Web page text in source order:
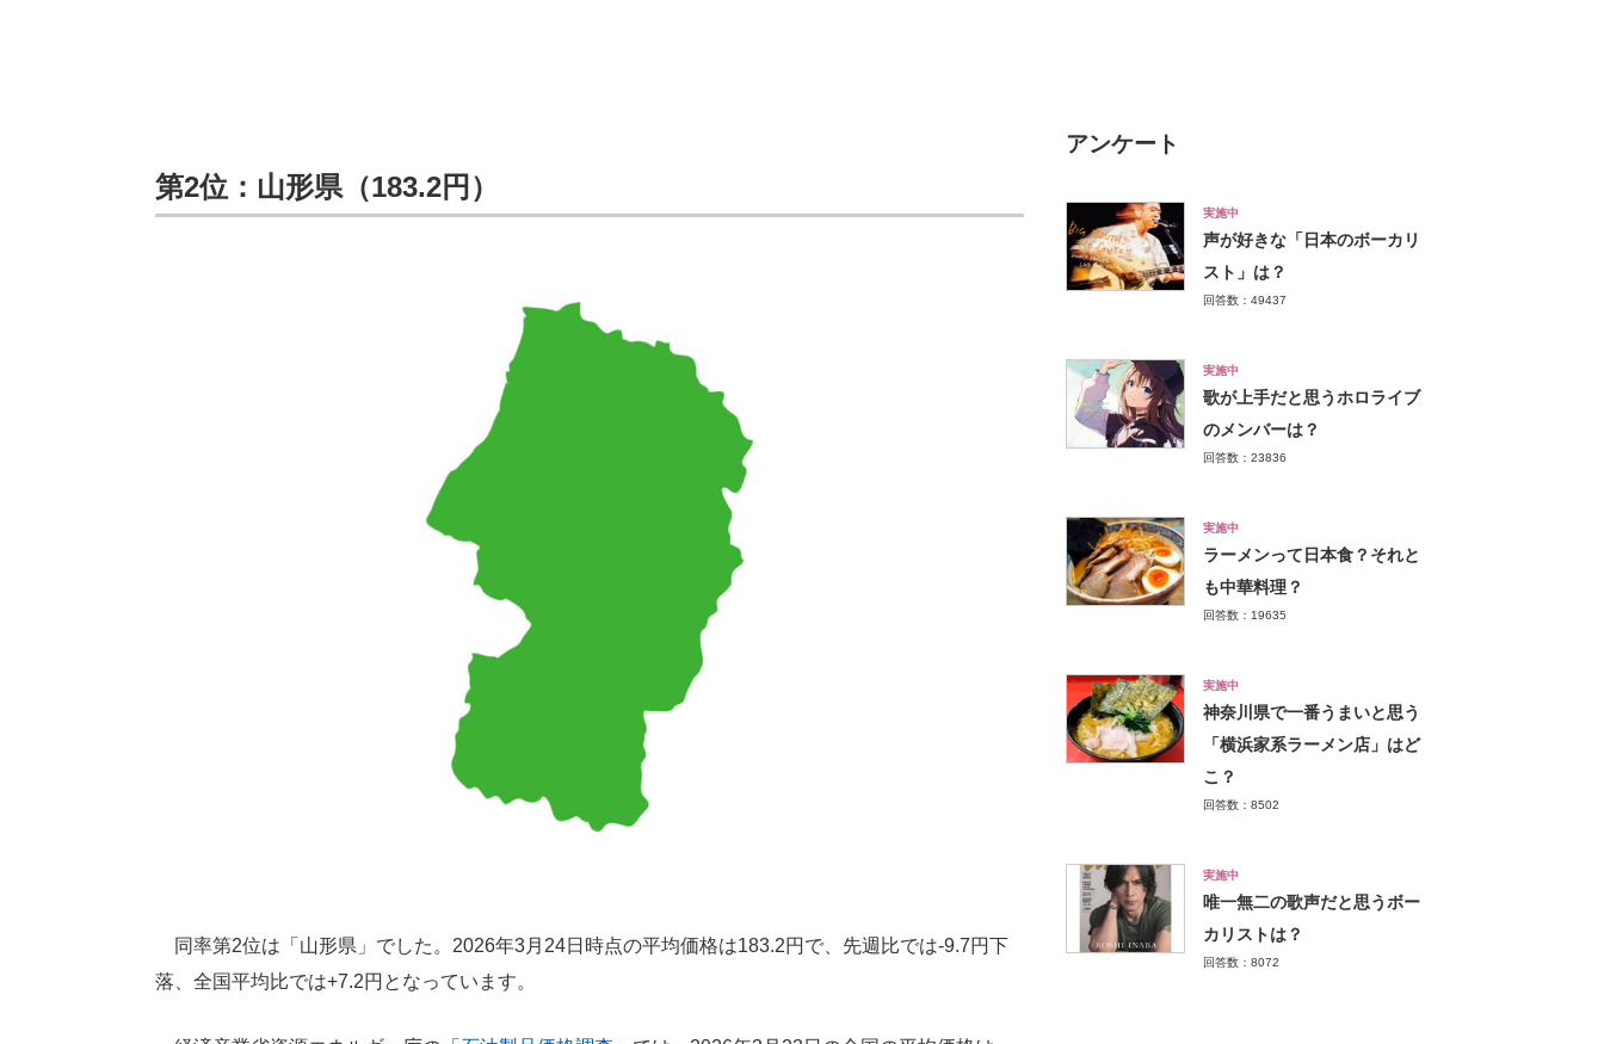
第2位：山形県（183.2円）
同率第2位は「山形県」でした。2026年3月24日時点の平均価格は183.2円で、先週比では-9.7円下
落、全国平均比では+7.2円となっています。
アンケート
実施中
声が好きな「日本のボーカリ
スト」は？
回答数：49437
実施中
歌が上手だと思うホロライブ
のメンバーは？
回答数：23836
実施中
ラーメンって日本食？それと
も中華料理？
回答数：19635
実施中
神奈川県で一番うまいと思う
「横浜家系ラーメン店」はど
こ？
回答数：8502
実施中
唯一無二の歌声だと思うボー
カリストは？
回答数：8072